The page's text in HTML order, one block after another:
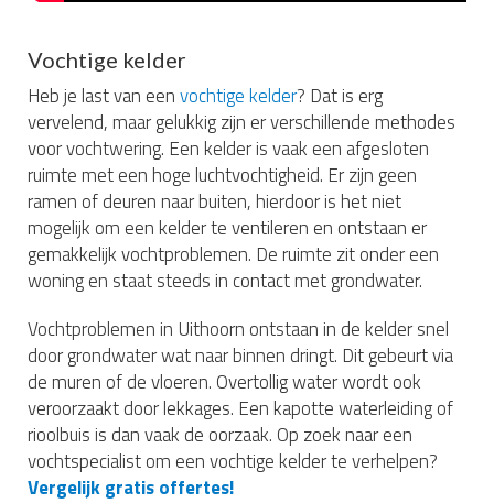
Vochtige kelder
Heb je last van eenvochtige kelder? Dat is erg
vervelend, maar gelukkig zijn er verschillende methodes
voor vochtwering. Een kelder is vaak een afgesloten
ruimte met een hoge luchtvochtigheid. Er zijn geen
ramen of deuren naar buiten, hierdoor is het niet
mogelijk om een kelder te ventileren en ontstaan er
gemakkelijk vochtproblemen. De ruimte zit onder een
woning en staat steeds in contact met grondwater.
Vochtproblemen in Uithoorn ontstaan in de kelder snel
door grondwater wat naar binnen dringt. Dit gebeurt via
de muren of de vloeren. Overtollig water wordt ook
veroorzaakt door lekkages. Een kapotte waterleiding of
rioolbuis is dan vaak de oorzaak. Op zoek naar een
vochtspecialist om een vochtige kelder te verhelpen?
Vergelijk gratis offertes!